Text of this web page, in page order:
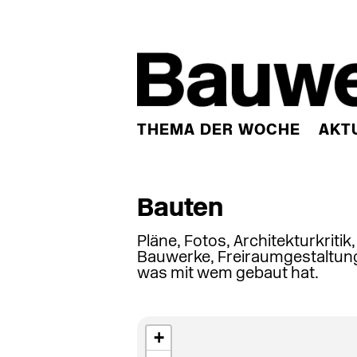
THEMA DER WOCHE
Bauten
Pläne, Fotos,
Bauwerke,
was mit wem gebaut hat.
+